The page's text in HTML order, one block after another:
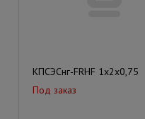
КПСЭСнг-FRHF 1x2x0,75
Под заказ